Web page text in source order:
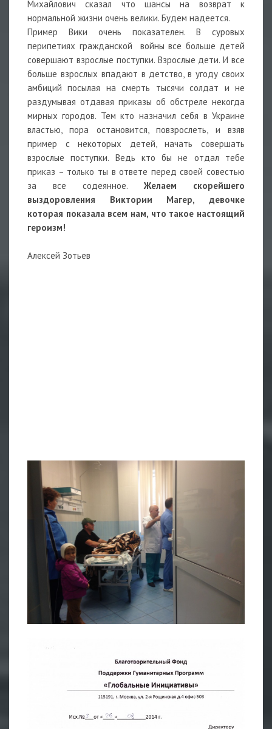
Михайлович сказал что шансы на возврат к
нормальной жизни очень велики. Будем надеется.
Пример Вики очень показателен. В суровых
перипетиях гражданской войны все больше детей
совершают взрослые поступки. Взрослые дети. И все
больше взрослых впадают в детство, в угоду своих
амбиций посылая на смерть тысячи солдат и не
раздумывая отдавая приказы об обстреле некогда
мирных городов. Тем кто назначил себя в Украине
властью, пора остановится, повзрослеть, и взяв
пример с некоторых детей, начать совершать
взрослые поступки. Ведь кто бы не отдал тебе
приказ – только ты в ответе перед своей совестью
за все содеянное.Желаем скорейшего
выздоровления Виктории Магер, девочке
которая показала всем нам, что такое настоящий
героизм!
Алексей Зотьев